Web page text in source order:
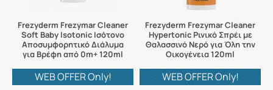
Frezyderm Frezymar Cleaner
Soft Baby Isotonic Ισότονο
Αποσυμφορητικό Διάλυμα
για Βρέφη από 0m+ 120ml
WEB OFFER Only!
Frezyderm Frezymar Cleaner
Hypertonic Ρινικό Σπρέι με
Θαλασσινό Νερό για Όλη την
Οικογένεια 120ml
WEB OFFER Only!